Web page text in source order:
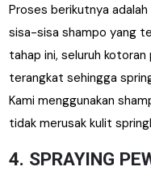
Proses berikutnya
sisa-sisa shampo yang
tahap ini, seluruh
terangkat sehingga
Kami menggunakan
tidak merusak kulit
4. SPRAYING